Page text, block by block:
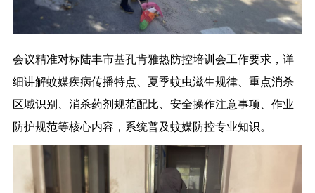
会议精准对标陆丰市基孔肯雅热防控培训会工作要求，详
细讲解蚊媒疾病传播特点、夏季蚊虫滋生规律、重点消杀
区域识别、消杀药剂规范配比、安全操作注意事项、作业
防护规范等核心内容，系统普及蚊媒防控专业知识。